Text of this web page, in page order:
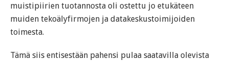
muistipiirien tuotannosta oli ostettu jo etukäteen
muiden tekoälyfirmojen ja datakeskustoimijoiden
toimesta.
Tämä siis entisestään pahensi pulaa saatavilla olevista